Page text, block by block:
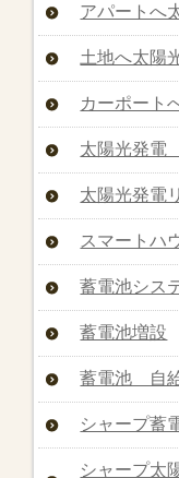
アパートへ
土地へ太陽
カーポート
太陽光発電
太陽光発電
スマートハ
蓄電池シス
蓄電池増設
蓄電池 自
シャープ蓄
シャープ太